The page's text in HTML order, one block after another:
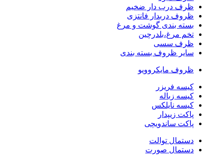
ظرف درب دار ضخیم
ظروف دربدار فانتزی
بسته بندی گوشت و مرغ
تخم مرغ،بلدرچین
ظرف سسی
سایر ظروف بسته بندی
ظروف مایکروویو
کیسه فریزر
کیسه زباله
کیسه نایلکس
پاکت زیپدار
پاکت ساندویچی
دستمال توالت
دستمال صورت